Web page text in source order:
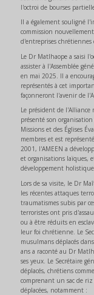
l'octroi de bourses
Il a également souligné
commission
d'entreprises chrétiennes
Le Dr Matlhaope a saisi
assister à l'Assemblée
en mai 2025. Il a
représentés à cet
façonneront l'avenir de
Le président de l'Alliance
présenté son
Missions et des Églises
membres et est
2001, l'AMEEN a
et organisations laïques,
développement
Lors de sa visite, le Dr
les récentes attaques
traumatismes subis par
terroristes ont pris
ou à être réduits en
leur foi chrétienne. Le
musulmans déplacés
ans a raconté au Dr
ses yeux. Le Secrétaire
déplacés, chrétiens
comprenant un sac de
déplacées, notamment :